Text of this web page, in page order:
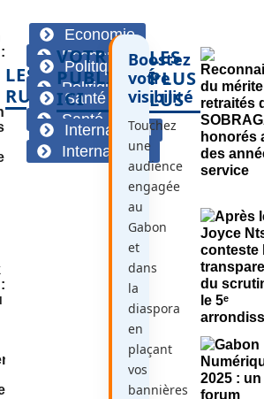
LES
RUBRIQUES
Economie
Politique
Santé
International
Economie
Politique
Santé
International
VOTRE
PUBLICITÉ
ICI
Boostez
votre
visibilité
Touchez
une
audience
engagée
au
Gabon
et
dans
la
diaspora
en
plaçant
vos
bannières
LES
PLUS
LUS